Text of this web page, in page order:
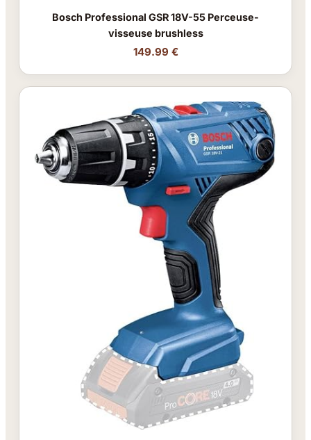
Bosch Professional GSR 18V-55 Perceuse-
visseuse brushless
149.99 €